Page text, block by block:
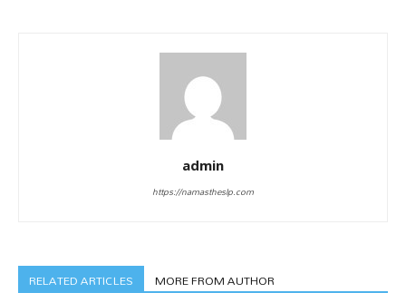
admin
https://namastheslp.com
RELATED ARTICLES MORE FROM AUTHOR